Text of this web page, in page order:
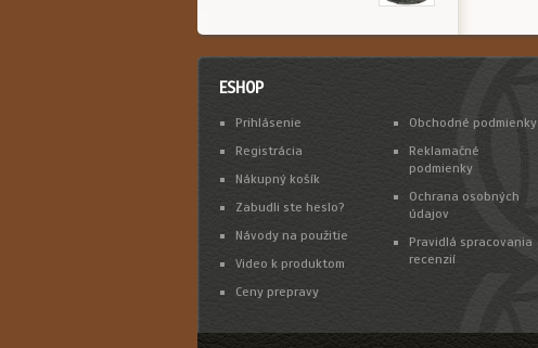
ESHOP
Prihlásenie
Registrácia
Nákupný košík
Zabudli ste heslo?
Návody na použitie
Video k produktom
Ceny prepravy
Obchodné podmienky
Reklamačné
podmienky
Ochrana osobných
údajov
Pravidlá spracovania
recenzií